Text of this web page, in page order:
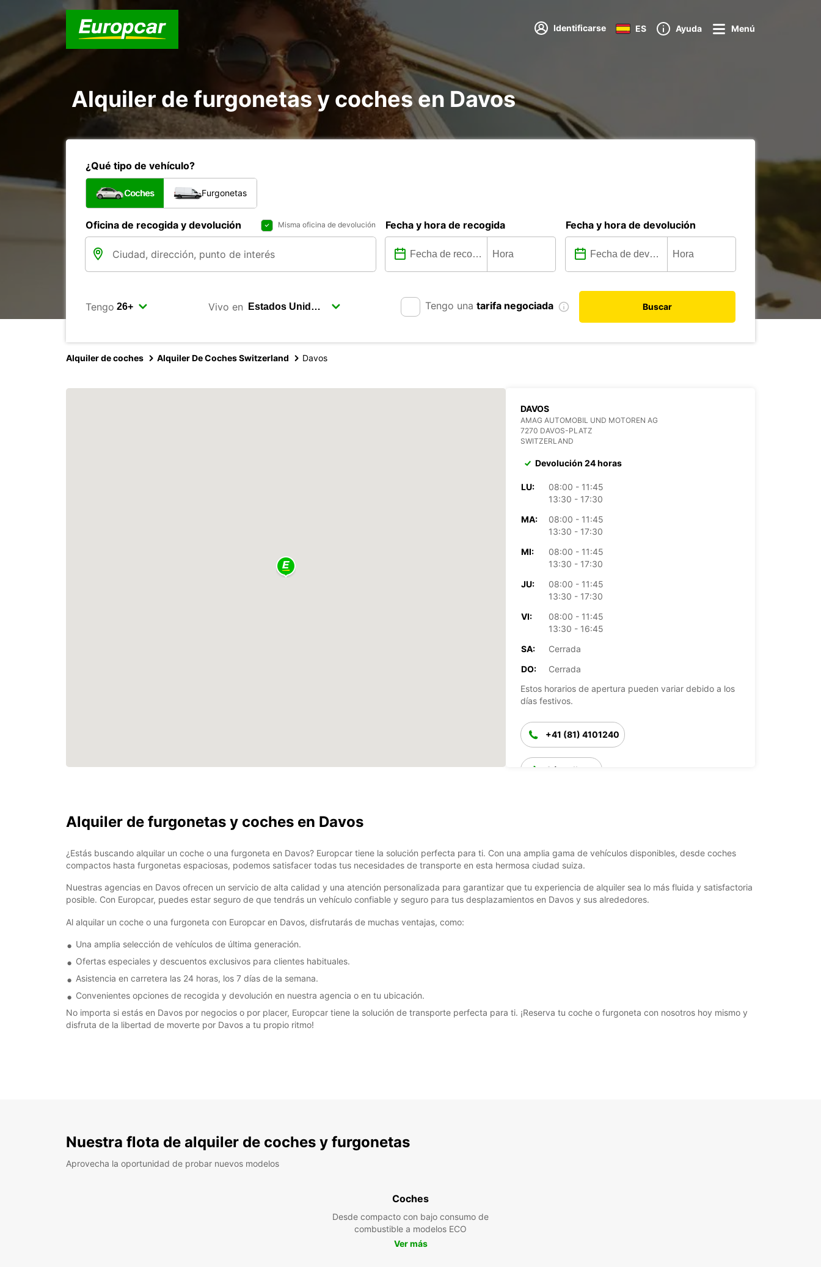
Identificarse ES Ayuda Menú
Alquiler de furgonetas y coches en Davos
¿Qué tipo de vehículo?
Coches Furgonetas
Oficina de recogida y devolución Misma oficina de devolución Fecha y hora de recogida Fecha y hora de devolución
Tengo Vivo en Tengo una tarifa negociada Buscar
Alquiler de coches Alquiler De Coches Switzerland Davos
DAVOS
AMAG AUTOMOBIL UND MOTOREN AG
7270 DAVOS-PLATZ
SWITZERLAND
Devolución 24 horas
LU:
08:00 - 11:45
13:30 - 17:30
MA:
08:00 - 11:45
13:30 - 17:30
MI:
08:00 - 11:45
13:30 - 17:30
JU:
08:00 - 11:45
13:30 - 17:30
VI:
08:00 - 11:45
13:30 - 16:45
SA:
Cerrada
DO:
Cerrada
Estos horarios de apertura pueden variar debido a los
días festivos.
+41 (81) 4101240
Cómo llegar
Alquiler de furgonetas y coches en Davos
¿Estás buscando alquilar un coche o una furgoneta en Davos? Europcar tiene la solución perfecta para ti. Con una amplia gama de vehículos disponibles, desde coches
compactos hasta furgonetas espaciosas, podemos satisfacer todas tus necesidades de transporte en esta hermosa ciudad suiza.
Nuestras agencias en Davos ofrecen un servicio de alta calidad y una atención personalizada para garantizar que tu experiencia de alquiler sea lo más fluida y satisfactoria
posible. Con Europcar, puedes estar seguro de que tendrás un vehículo confiable y seguro para tus desplazamientos en Davos y sus alrededores.
Al alquilar un coche o una furgoneta con Europcar en Davos, disfrutarás de muchas ventajas, como:
Una amplia selección de vehículos de última generación.
Ofertas especiales y descuentos exclusivos para clientes habituales.
Asistencia en carretera las 24 horas, los 7 días de la semana.
Convenientes opciones de recogida y devolución en nuestra agencia o en tu ubicación.
No importa si estás en Davos por negocios o por placer, Europcar tiene la solución de transporte perfecta para ti. ¡Reserva tu coche o furgoneta con nosotros hoy mismo y
disfruta de la libertad de moverte por Davos a tu propio ritmo!
Nuestra flota de alquiler de coches y furgonetas
Aprovecha la oportunidad de probar nuevos modelos
Coches
Desde compacto con bajo consumo de
combustible a modelos ECO
Ver más